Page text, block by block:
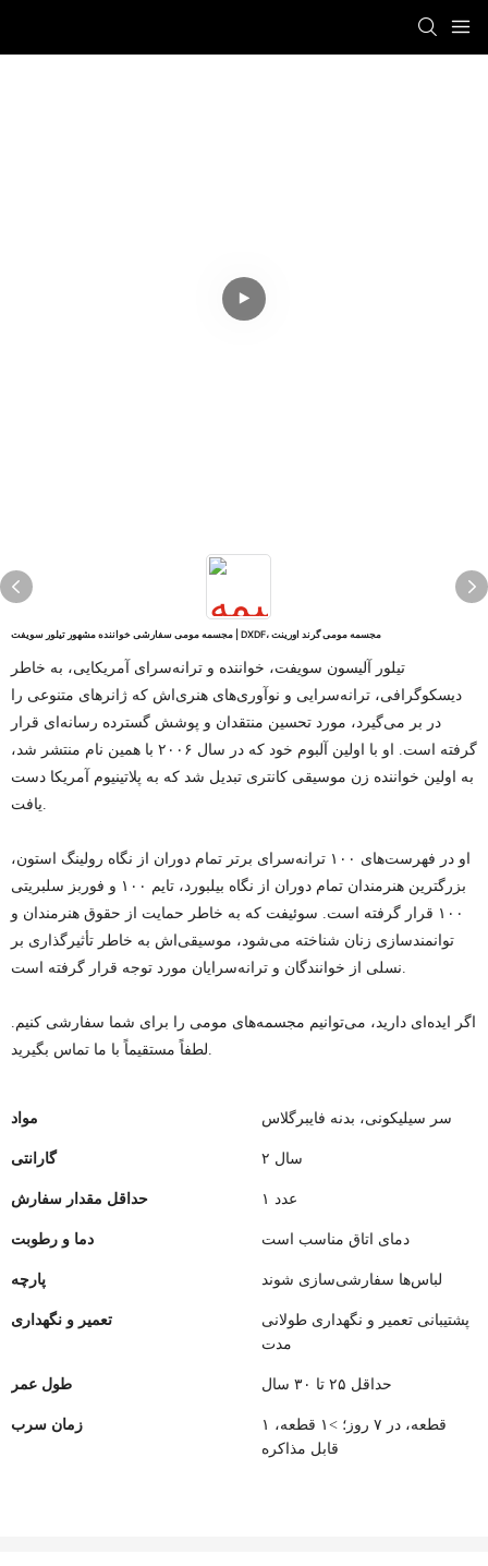
مجسمه مومی سفارشی خواننده مشهور تیلور سویفت | DXDF، مجسمه مومی گرند اورینت
تیلور آلیسون سویفت، خواننده و ترانه‌سرای آمریکایی، به خاطر
دیسکوگرافی، ترانه‌سرایی و نوآوری‌های هنری‌اش که ژانرهای متنوعی را
در بر می‌گیرد، مورد تحسین منتقدان و پوشش گسترده رسانه‌ای قرار
گرفته است. او با اولین آلبوم خود که در سال ۲۰۰۶ با همین نام منتشر شد،
به اولین خواننده زن موسیقی کانتری تبدیل شد که به پلاتینیوم آمریکا دست
یافت.
او در فهرست‌های ۱۰۰ ترانه‌سرای برتر تمام دوران از نگاه رولینگ استون،
بزرگترین هنرمندان تمام دوران از نگاه بیلبورد، تایم ۱۰۰ و فوربز سلبریتی
۱۰۰ قرار گرفته است. سوئیفت که به خاطر حمایت از حقوق هنرمندان و
توانمندسازی زنان شناخته می‌شود، موسیقی‌اش به خاطر تأثیرگذاری بر
نسلی از خوانندگان و ترانه‌سرایان مورد توجه قرار گرفته است.
اگر ایده‌ای دارید، می‌توانیم مجسمه‌های مومی را برای شما سفارشی کنیم.
لطفاً مستقیماً با ما تماس بگیرید.
مواد سر سیلیکونی، بدنه فایبرگلاس
گارانتی ۲ سال
حداقل مقدار سفارش ۱ عدد
دما و رطوبت دمای اتاق مناسب است
پارچه لباس‌ها سفارشی‌سازی شوند
تعمیر و نگهداری
پشتیبانی تعمیر و نگهداری طولانی
مدت
طول عمر حداقل ۲۵ تا ۳۰ سال
زمان سرب
۱ قطعه، در ۷ روز؛ >۱ قطعه،
قابل مذاکره